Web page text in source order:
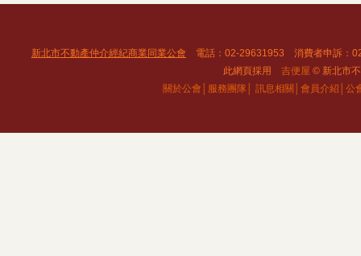
新北市不動產仲介經紀商業同業公會 電話：02-29631953 消費者申訴：
此網頁採用 吉便屋 © 新北市
關於公會│ 服務團隊│ 訊息相關│ 會員介紹│ 公